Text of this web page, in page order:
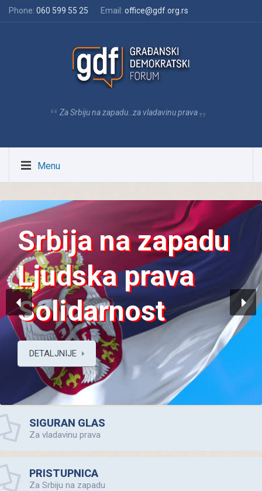
Phone: 060 599 55 25 Email: office@gdf.org.rs
Za Srbiju na zapadu..za vladavinu prava
Menu
Izgradimo
budućnost
zajedno!
DETALJNIJE
SIGURAN GLAS
Za vladavinu prava
PRISTUPNICA
Za Srbiju na zapadu